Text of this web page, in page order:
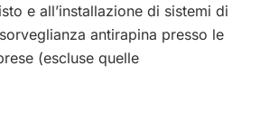
e all’installazione di sistemi di
antirapina presso le
(escluse quelle